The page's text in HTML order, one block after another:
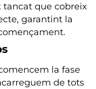
tancat que cobreix
garantint la
la fase
de tots